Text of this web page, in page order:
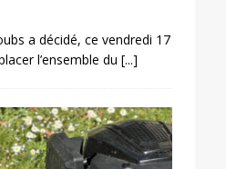
a décidé, ce vendredi 17
l’ensemble du [...]